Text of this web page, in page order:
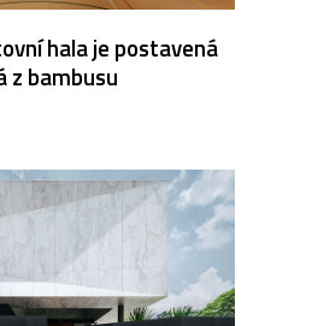
hala je postavená
z bambusu